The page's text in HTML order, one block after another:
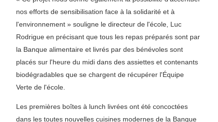
nos efforts de sensibilisation face à la solidarité et à
l'environnement » souligne le directeur de l'école, Luc
Rodrigue en précisant que tous les repas préparés sont par
la Banque alimentaire et livrés par des bénévoles sont
placés sur l'heure du midi dans des assiettes et contenants
biodégradables que se chargent de récupérer l'Équipe
Verte de l'école.
Les premières boîtes à lunch livrées ont été concoctées
dans les toutes nouvelles cuisines modernes de la Banque